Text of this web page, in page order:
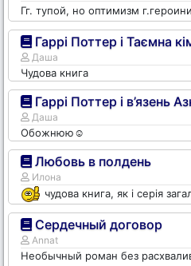
Гг. тупой, но оптимизм
Гаррі Поттер і Таємна
Даша
Чудова книга
Гаррі Поттер і в’язень
Даша
Обожнюю☺️
Любовь в полдень
Илона
чудова книга, як і серія
Сердечный договор
Annat
Необычный роман без